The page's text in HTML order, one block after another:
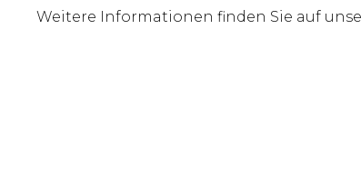
Weitere Informationen finden Sie auf